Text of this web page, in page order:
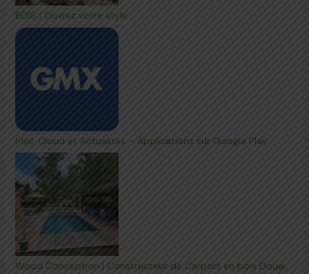
BOIS | Ouvrez votre style
Mail, Cloud et Actualités – Applications sur Google Play
Wood Conception | Constructeur de Carport en bois Douai,